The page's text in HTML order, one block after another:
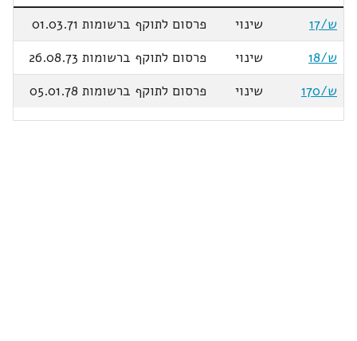
ש/17
שינוי
פרסום לתוקף ברשומות 01.03.71
ש/18
שינוי
פרסום לתוקף ברשומות 26.08.73
ש/170
שינוי פרסום לתוקף ברשומות 05.01.78